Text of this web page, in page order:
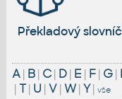
Překladový
A| B| C| D| E | F| G|
| T| U | V| W| Y| vše